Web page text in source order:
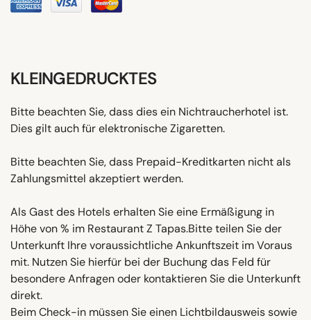
KLEINGEDRUCKTES
Bitte beachten Sie, dass dies ein Nichtraucherhotel ist.
Dies gilt auch für elektronische Zigaretten.
Bitte beachten Sie, dass Prepaid-Kreditkarten nicht als
Zahlungsmittel akzeptiert werden.
Als Gast des Hotels erhalten Sie eine Ermäßigung in
Höhe von % im Restaurant Z Tapas.Bitte teilen Sie der
Unterkunft Ihre voraussichtliche Ankunftszeit im Voraus
mit. Nutzen Sie hierfür bei der Buchung das Feld für
besondere Anfragen oder kontaktieren Sie die Unterkunft
direkt.
Beim Check-in müssen Sie einen Lichtbildausweis sowie